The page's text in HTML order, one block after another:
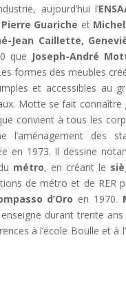
aujourd’hui l’
Pierre Guariche et Michel
Jean Caillette,
que Joseph-André
formes des meubles
et accessibles au
Motte se fait
convient à tous les
l’aménagement
en 1973. Il dessine
métro, en créant le
de métro et de RER
d’Oro en 1970.
durant trente
à l’école Boulle et à